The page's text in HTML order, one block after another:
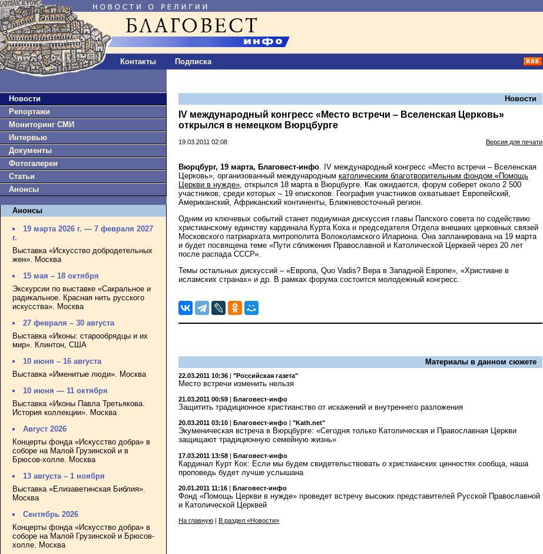
Контакты Подписка
Новости
Репортажи
Мониторинг СМИ
Интервью
Документы
Фотогалереи
Статьи
Анонсы
Анонсы
19 марта 2026 г. — 7 февраля 2027
г.
Выставка «Искусство добродетельных
жен». Москва
15 мая – 18 октября
Экскурсии по выставке «Сакральное и
радикальное. Красная нить русского
искусства». Москва
27 февраля – 30 августа
Выставка «Иконы: старообрядцы и их
мир». Клинтон, США
10 июня – 16 августа
Выставка «Именитые люди». Москва
10 июня — 11 октября
Выставка «Иконы Павла Третьякова.
История коллекции». Москва
Август 2026
Концерты фонда «Искусство добра» в
соборе на Малой Грузинской и в
Брюсов-холле. Москва
13 августа – 1 ноября
Выставка «Елизаветинская Библия».
Москва
Сентябрь 2026
Концерты фонда «Искусство добра» в
соборе на Малой Грузинской и Брюсов-
холле. Москва
Новости
IV международный конгресс «Место встречи – Вселенская Церковь»
открылся в немецком Вюрцбурге
19.03.2011 02:08 Версия для печати
Вюрцбург, 19 марта, Благовест-инфо . IV международный конгресс «Место встречи – Вселенская
Церковь», организованный международным католическим благотворительным фондом «Помощь
Церкви в нужде» , открылся 18 марта в Вюрцбурге. Как ожидается, форум соберет около 2 500
участников, среди которых – 19 епископов. География участников охватывает Европейский,
Американский, Африканский континенты, Ближневосточный регион.
Одним из ключевых событий станет подиумная дискуссия главы Папского совета по содействию
христианскому единству кардинала Курта Коха и председателя Отдела внешних церковных связей
Московского патриархата митрополита Волоколамского Илариона. Она запланирована на 19 марта
и будет посвящена теме «Пути сближения Православной и Католической Церквей через 20 лет
после распада СССР».
Темы остальных дискуссий – «Европа, Quo Vadis? Вера в Западной Европе», «Христиане в
исламских странах» и др. В рамках форума состоится молодежный конгресс.
Материалы в данном сюжете
22.03.2011 10:36 | "Российская газета"
Место встречи изменить нельзя
21.03.2011 00:59 | Благовест-инфо
Защитить традиционное христианство от искажений и внутреннего разложения
20.03.2011 03:10 Благовест-инфо "Kath.net"
Экуменическая встреча в Вюрцбурге: «Сегодня только Католическая и Православная Церкви
защищают традиционную семейную жизнь»
17.03.2011 13:58 | Благовест-инфо
Кардинал Курт Кох: Если мы будем свидетельствовать о христианских ценностях сообща, наша
проповедь будет лучше услышана
20.01.2011 11:16 | Благовест-инфо
Фонд «Помощь Церкви в нужде» проведет встречу высоких представителей Русской Православной
и Католической Церквей
На главную В раздел «Новости»